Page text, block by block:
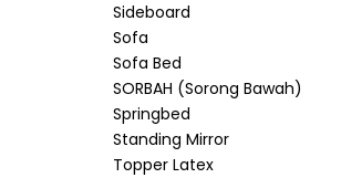
Sideboard
Sofa
Sofa Bed
SORBAH (Sorong Bawah)
Springbed
Standing Mirror
Topper Latex